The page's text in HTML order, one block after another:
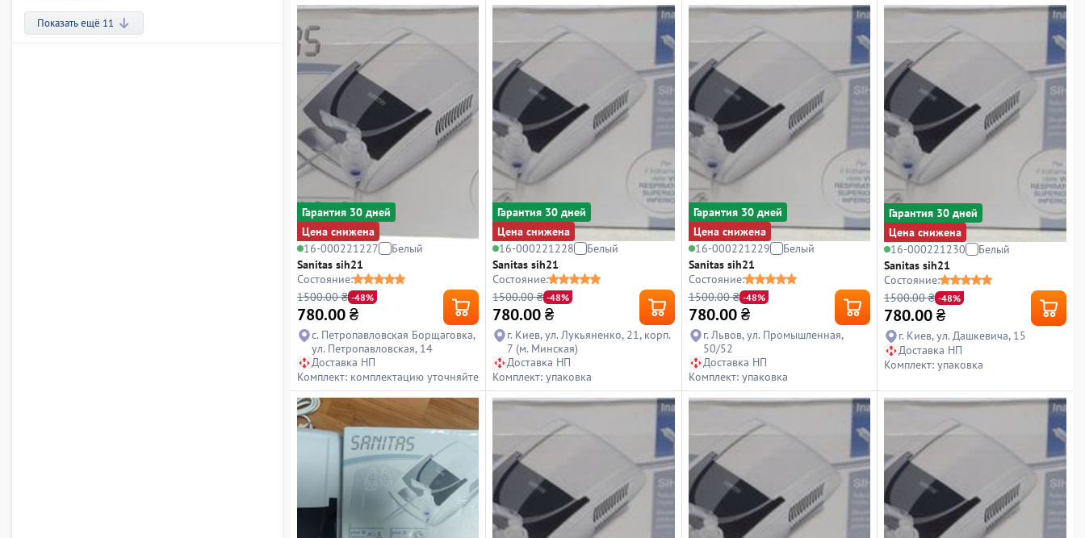
Показать ещё 11
Гарантия 30 дней
Цена снижена
16-000221227
Белый
Sanitas sih21
Состояние:
1500.00 ₴ -48%
780.00₴
с. Петропавловская Борщаговка,
ул. Петропавловская, 14
Доставка НП
Комплект: комплектацию уточняйте
Гарантия 30 дней
Цена снижена
16-000221228
Белый
Sanitas sih21
Состояние:
1500.00 ₴ -48%
780.00 ₴
г. Киев, ул. Лукьяненко, 21, корп.
7 (м. Минская)
Доставка НП
Комплект: упаковка
Гарантия 30 дней
Цена снижена
16-000221229
Белый
Sanitas sih21
Состояние:
1500.00 ₴ -48%
780.00 ₴
г. Львов, ул. Промышленная,
50/52
Доставка НП
Комплект: упаковка
Гарантия 30 дней
Цена снижена
16-000221230
Белый
Sanitas sih21
Состояние:
1500.00 ₴ -48%
780.00 ₴
г. Киев, ул. Дашкевича, 15
Доставка НП
Комплект: упаковка